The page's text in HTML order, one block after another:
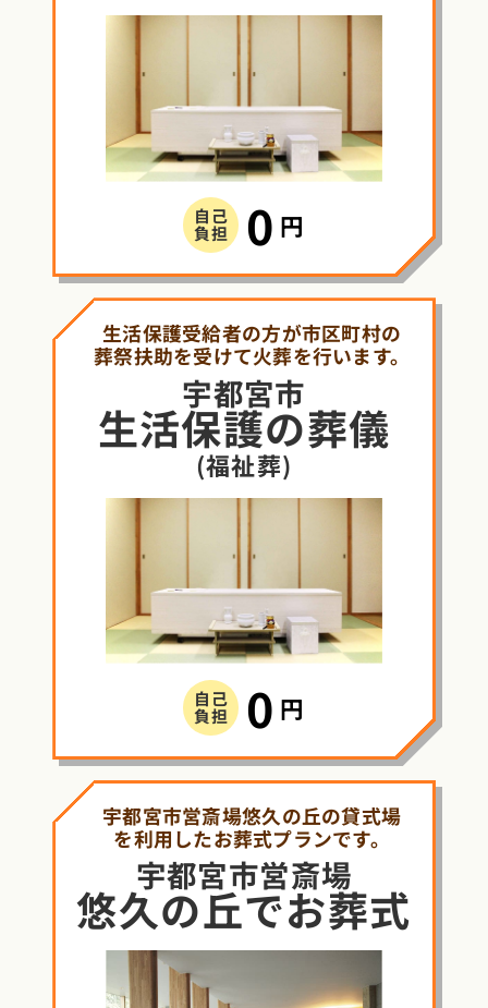
自己
負担 0 円
生活保護受給者の方が市区町村の
葬祭扶助を受けて火葬を行います。
宇都宮市
生活保護の葬儀
(福祉葬)
自己
負担 0 円
宇都宮市営斎場悠久の丘の貸式場
を利用したお葬式プランです。
宇都宮市営斎場
悠久の丘でお葬式